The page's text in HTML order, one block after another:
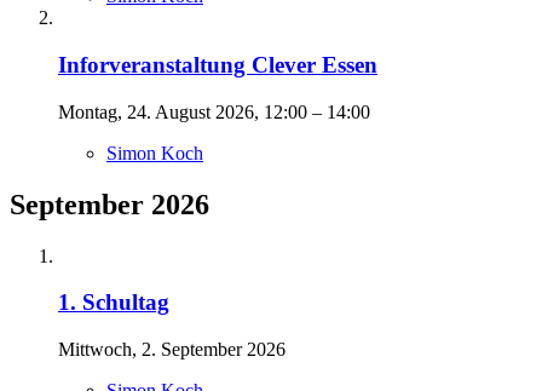
Inforveranstaltung Clever Essen
Montag, 24. August 2026, 12:00 – 14:00
Simon Koch
September 2026
1. Schultag
Mittwoch, 2. September 2026